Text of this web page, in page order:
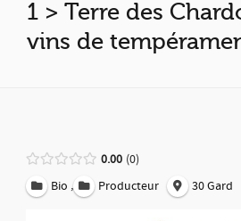
1 > Terre des
vins de
0.00 0
Bio , Producteur 30 Gard